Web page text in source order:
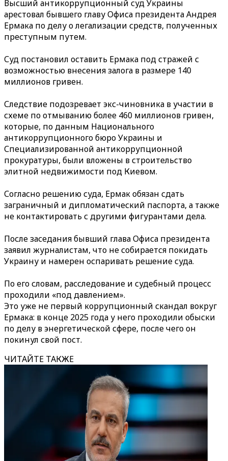
Высший антикоррупционный суд Украины
арестовал бывшего главу Офиса президента Андрея
Ермака по делу о легализации средств, полученных
преступным путем.
Суд постановил оставить Ермака под стражей с
возможностью внесения залога в размере 140
миллионов гривен.
Следствие подозревает экс-чиновника в участии в
схеме по отмыванию более 460 миллионов гривен,
которые, по данным Национального
антикоррупционного бюро Украины и
Специализированной антикоррупционной
прокуратуры, были вложены в строительство
элитной недвижимости под Киевом.
Согласно решению суда, Ермак обязан сдать
заграничный и дипломатический паспорта, а также
не контактировать с другими фигурантами дела.
После заседания бывший глава Офиса президента
заявил журналистам, что не собирается покидать
Украину и намерен оспаривать решение суда.
По его словам, расследование и судебный процесс
проходили «под давлением».
Это уже не первый коррупционный скандал вокруг
Ермака: в конце 2025 года у него проходили обыски
по делу в энергетической сфере, после чего он
покинул свой пост.
ЧИТАЙТЕ ТАКЖЕ